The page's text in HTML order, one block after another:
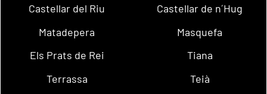
Castellar del Riu
Castellar de n´Hug
Matadepera
Masquefa
Els Prats de Rei
Tiana
Terrassa
Teià